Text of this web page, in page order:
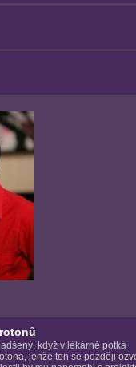
když v lékárně potká
jenže ten se později